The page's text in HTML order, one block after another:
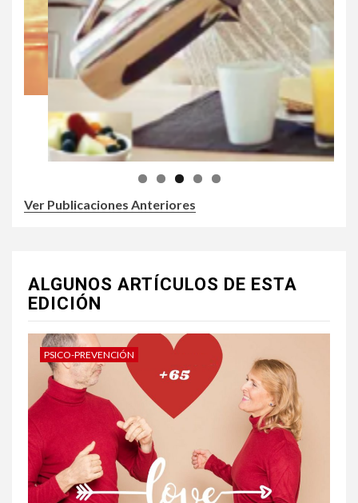
Ver Publicaciones Anteriores
ALGUNOS ARTÍCULOS DE ESTA
EDICIÓN
PSICO-PREVENCIÓN